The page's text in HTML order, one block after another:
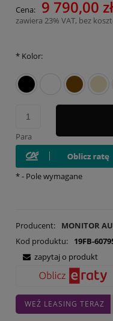
Cena: 9 790,00 zł
zawiera 23% VAT, bez
* Kolor:
Para
*- Pole wymagane
Producent:
MONITOR
Kod produktu:
19FB-
zapytaj o produkt
WEŹ LEASING TERAZ